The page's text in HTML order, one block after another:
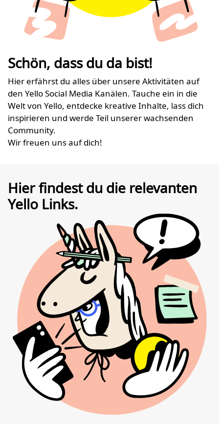
Schön, dass du da bist!
Hier erfährst du alles über unsere Aktivitäten auf
den Yello Social Media Kanälen. Tauche ein in die
Welt von Yello, entdecke kreative Inhalte, lass dich
inspirieren und werde Teil unserer wachsenden
Community.
Wir freuen uns auf dich!
Hier findest du die relevanten
Yello Links.